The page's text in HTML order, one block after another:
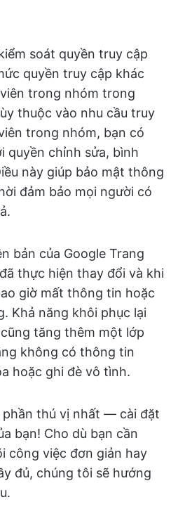
soát quyền truy cập
quyền truy cập khác
trong nhóm trong
thuộc vào nhu cầu truy
trong nhóm, bạn có
quyền chỉnh sửa, bình
này giúp bảo mật thông
đảm bảo mọi người có
bản của Google Trang
thực hiện thay đổi và khi
giờ mất thông tin hoặc
Khả năng khôi phục lại
tăng thêm một lớp
không có thông tin
hoặc ghi đè vô tình.
phần thú vị nhất — cài đặt
bạn! Cho dù bạn cần
công việc đơn giản hay
đủ, chúng tôi sẽ hướng